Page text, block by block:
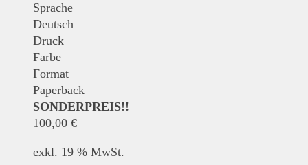
Sprache
Deutsch
Druck
Farbe
Format
Paperback
SONDERPREIS!!
100,00 €
exkl. 19 % MwSt.